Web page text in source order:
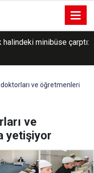
saldırı düzenlendi
ve öğretmenleri
ve
yetişiyor